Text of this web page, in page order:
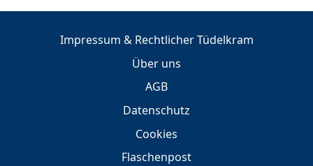
Impressum & Rechtlicher Tüdelkram
Über uns
AGB
Datenschutz
Cookies
Flaschenpost